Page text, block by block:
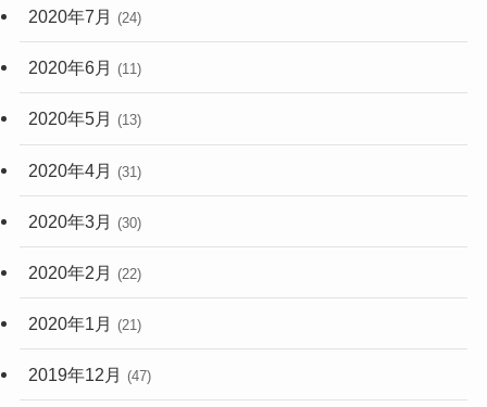
2020年7月 (24)
2020年6月 (11)
2020年5月 (13)
2020年4月 (31)
2020年3月 (30)
2020年2月 (22)
2020年1月 (21)
2019年12月 (47)